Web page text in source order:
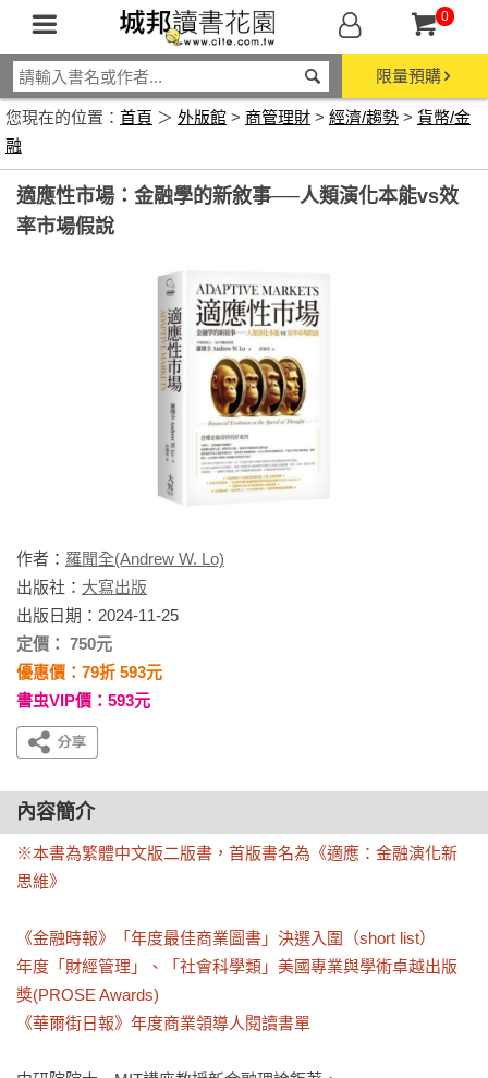
0
限量預購
您現在的位置： 首頁 ＞ 外版館 > 商管理財 > 經濟/趨勢 > 貨幣/金
融
適應性市場：金融學的新敘事──人類演化本能vs效
率市場假說
作者： 羅聞全(Andrew W. Lo)
出版社： 大寫出版
出版日期：2024-11-25
定價： 750元
優惠價：79折 593元
書虫VIP價：593元
內容簡介
※本書為繁體中文版二版書，首版書名為《適應：金融演化新
思維》
《金融時報》「年度最佳商業圖書」決選入圍（short list）
年度「財經管理」、「社會科學類」美國專業與學術卓越出版
獎(PROSE Awards)
《華爾街日報》年度商業領導人閱讀書單